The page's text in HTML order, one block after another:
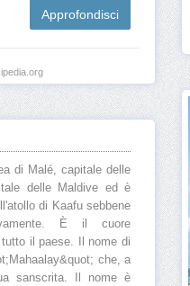
Approfondisci
di Malé, capitale delle
di Kaafu sebbene
È il cuore
il paese. Il nome di
che, a
sanscrita. Il nome è